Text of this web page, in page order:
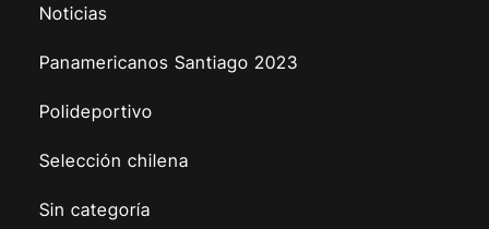
Noticias
Panamericanos Santiago 2023
Polideportivo
Selección chilena
Sin categoría